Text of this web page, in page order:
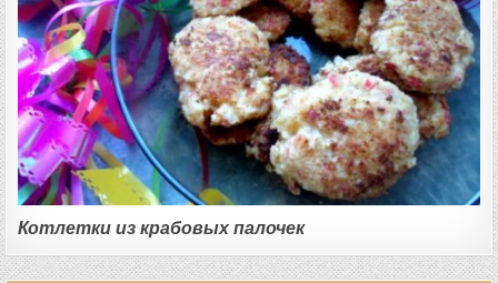
Котлетки из крабовых палочек